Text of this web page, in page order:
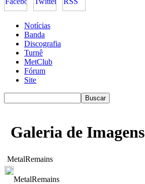
Notícias
Banda
Discografia
Turnê
MetClub
Fórum
Site
Galeria de Imagens
MetalRemains
MetalRemains